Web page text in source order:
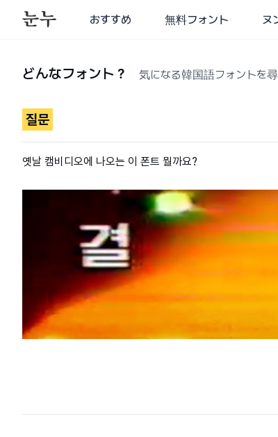
おすすめ 無料フォント ヌ
どんなフォント？ 気になる韓国語フォントを
질문
옛날 캠비디오에 나오는 이 폰트 뭘까요?